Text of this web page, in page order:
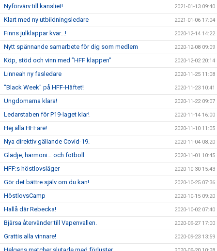
Nyförvärv till kansliet! 2021-01-13 09:40
Klart med ny utbildningsledare 2021-01-06 17:04
Finns julklappar kvar...! 2020-12-14 14:22
Nytt spännande samarbete för dig som medlem 2020-12-08 09:09
Köp, stöd och vinn med ”HFF klappen” 2020-12-02 20:14
Linneah ny fasledare 2020-11-25 11:08
"Black Week" på HFF-Häftet! 2020-11-23 10:41
Ungdomarna klara! 2020-11-22 09:07
Ledarstaben för P19-laget klar! 2020-11-14 16:00
Hej alla HFFare! 2020-11-10 11:05
Nya direktiv gällande Covid-19. 2020-11-04 08:20
Glädje, harmoni… och fotboll 2020-11-01 10:45
HFF:s höstlovsläger 2020-10-30 15:43
Gör det bättre själv om du kan! 2020-10-25 07:36
HöstlovsCamp 2020-10-15 09:20
Hallå där Rebecka! 2020-10-02 07:40
Bjärsa återvänder till Vapenvallen. 2020-09-27 17:00
Grattis alla vinnare! 2020-09-23 13:59